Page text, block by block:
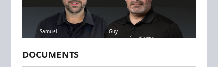
Samuel Guy
DOCUMENTS